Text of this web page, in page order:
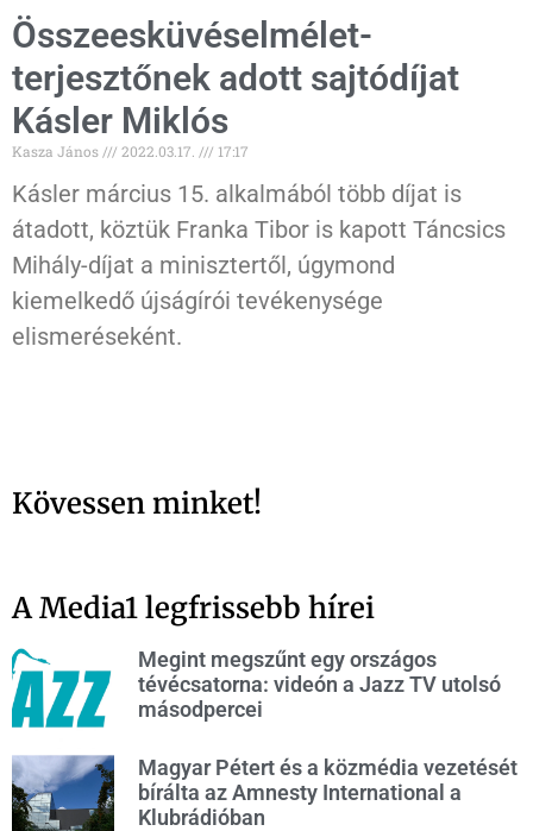
Összeesküvéselmélet-
terjesztőnek adott sajtódíjat
Kásler Miklós
Kasza János 2022.03.17. 17:17
Kásler március 15. alkalmából több díjat is
átadott, köztük Franka Tibor is kapott Táncsics
Mihály-díjat a minisztertől, úgymond
kiemelkedő újságírói tevékenysége
elismeréseként.
Kövessen minket!
A Media1 legfrissebb hírei
Megint megszűnt egy országos
tévécsatorna: videón a Jazz TV utolsó
másodpercei
Magyar Pétert és a közmédia vezetését
bírálta az Amnesty International a
Klubrádióban